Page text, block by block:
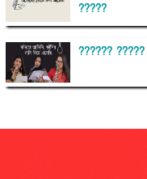
?????
??????